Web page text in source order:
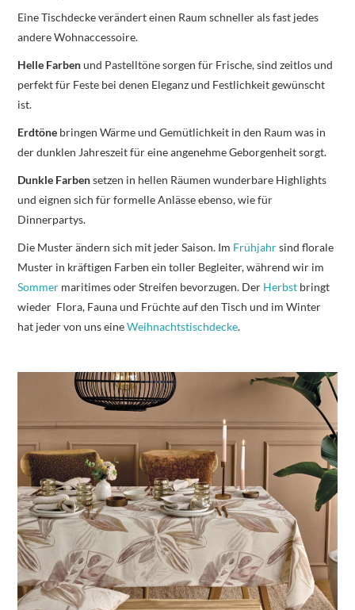
Eine Tischdecke verändert einen Raum schneller als fast jedes
andere Wohnaccessoire.
Helle Farbenund Pastelltöne sorgen für Frische, sind zeitlos und
perfekt für Feste bei denen Eleganz und Festlichkeit gewünscht
ist.
Erdtöne bringen Wärme und Gemütlichkeit in den Raum was in
der dunklen Jahreszeit für eine angenehme Geborgenheit sorgt.
Dunkle Farbensetzen in hellen Räumen wunderbare Highlights
und eignen sich für formelle Anlässe ebenso, wie für
Dinnerpartys.
Die Muster ändern sich mit jeder Saison. Im Frühjahrsind florale
Muster in kräftigen Farben ein toller Begleiter, während wir im
Sommer maritimes oder Streifen bevorzugen. Der Herbst bringt
wieder Flora, Fauna und Früchte auf den Tisch und im Winter
hat jeder von uns eineWeihnachtstischdecke.